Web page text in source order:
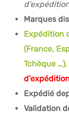
Marques
Expédition
(France,
Tchèque
Expédié
Validation